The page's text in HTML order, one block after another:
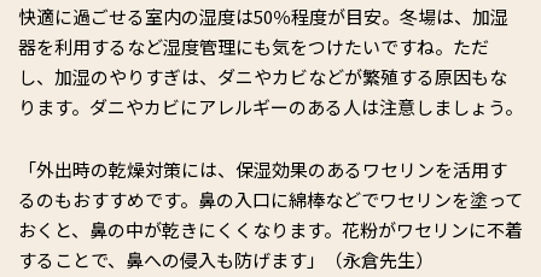
快適に過ごせる室内の湿度は50％程度が目安。冬場は、加湿
器を利用するなど湿度管理にも気をつけたいですね。ただ
し、加湿のやりすぎは、ダニやカビなどが繁殖する原因もな
ります。ダニやカビにアレルギーのある人は注意しましょう。
「外出時の乾燥対策には、保湿効果のあるワセリンを活用す
るのもおすすめです。鼻の入口に綿棒などでワセリンを塗って
おくと、鼻の中が乾きにくくなります。花粉がワセリンに不着
することで、鼻への侵入も防げます」（永倉先生）